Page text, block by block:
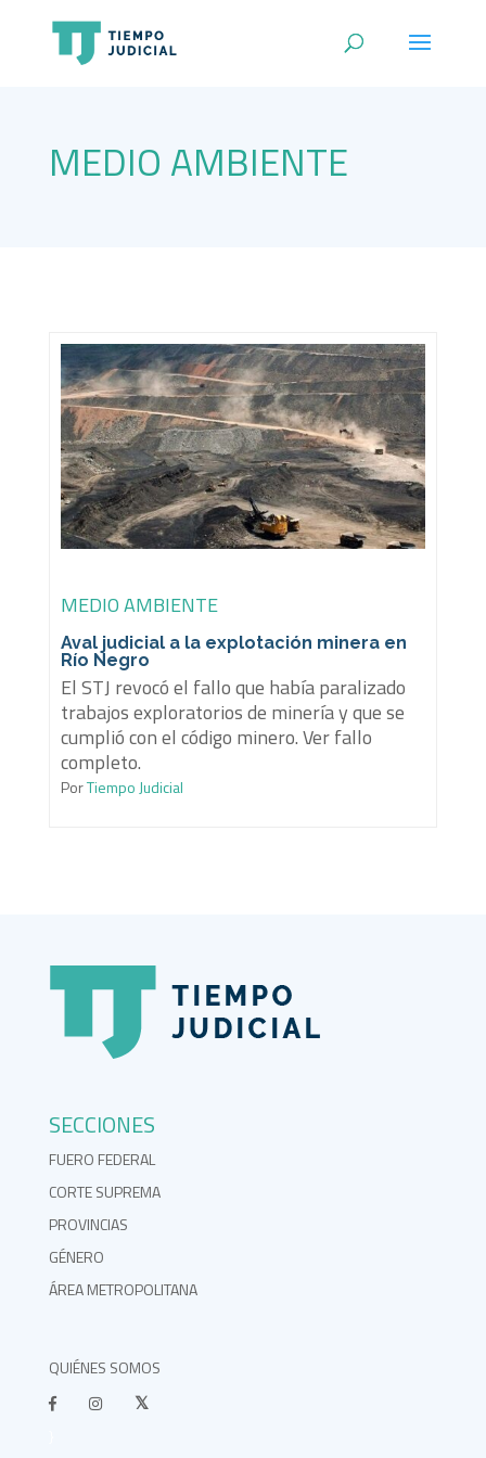
MEDIO AMBIENTE
MEDIO AMBIENTE
Aval judicial a la explotación minera en
Río Negro
El STJ revocó el fallo que había paralizado
trabajos exploratorios de minería y que se
cumplió con el código minero. Ver fallo
completo.
PorTiempo Judicial
SECCIONES
FUERO FEDERAL
CORTE SUPREMA
PROVINCIAS
GÉNERO
ÁREA METROPOLITANA
QUIÉNES SOMOS